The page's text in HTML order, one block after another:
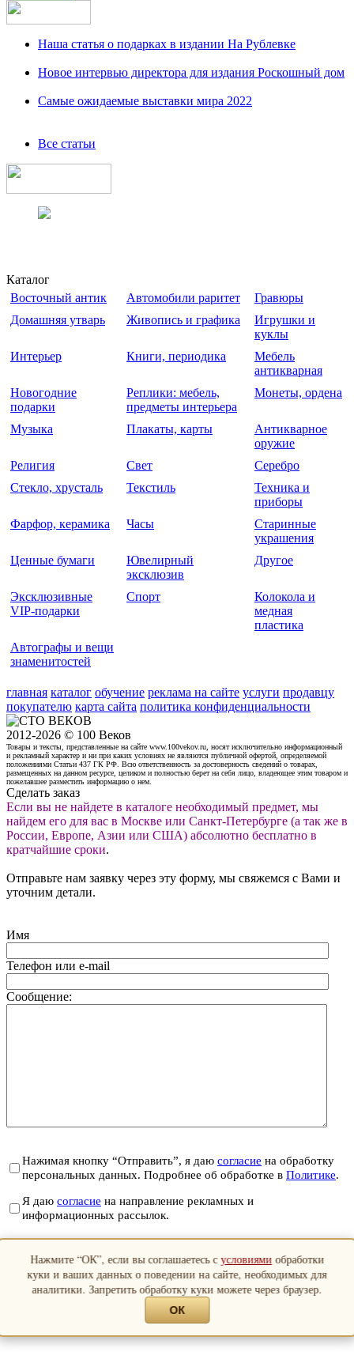
Наша статья о подарках в издании На Рублевке
Новое интервью директора для издания Роскошный дом
Самые ожидаемые выставки мира 2022
Все статьи
Каталог
Восточный антик
Автомобили раритет
Гравюры
Домашняя утварь
Живопись и графика
Игрушки и
куклы
Интерьер
Книги, периодика
Мебель
антикварная
Новогодние
подарки
Реплики: мебель,
предметы интерьера
Монеты, ордена
Музыка Плакаты, карты
Антикварное
оружие
Религия
Свет
Серебро
Стекло, хрусталь
Текстиль
Техника и
приборы
Фарфор, керамика
Часы
Старинные
украшения
Ценные бумаги
Ювелирный
эксклюзив
Другое
Эксклюзивные
VIP-подарки
Спорт
Колокола и
медная
пластика
Автографы и вещи
знаменитостей
главная каталог обучение реклама на сайте услуги продавцу
покупателю карта сайта политика конфиденциальности
2012-2026 © 100 Веков
Товары и тексты, представленные на сайте www.100vekov.ru, носят исключительно информационный
и рекламный характер и ни при каких условиях не являются публичной офертой, определяемой
положениями Статьи 437 ГК РФ. Всю ответственность за достоверность сведений о товарах,
размещенных на данном ресурсе, целиком и полностью берет на себя лицо, владеющее этим товаром и
пожелавшее разместить информацию о нем.
Сделать заказ
Если вы не найдете в каталоге необходимый предмет, мы
найдем его для вас в Москве или Санкт-Петербурге (а так же в
России, Европе, Азии или США) абсолютно бесплатно в
кратчайшие сроки.
Отправьте нам заявку через эту форму, мы свяжемся с Вами и
уточним детали.
Имя
Телефон или e-mail
Сообщение:
Нажимая кнопку “Отправить”, я даю согласие на обработку
персональных данных. Подробнее об обработке в Политике.
Я даю согласие на направление рекламных и
информационных рассылок.
Отправить
Закрыть
Нажмите “ОК”, если вы соглашаетесь сусловиями обработки
куки и ваших данных о поведении на сайте, необходимых для
аналитики. Запретить обработку куки можете через браузер.
ОК